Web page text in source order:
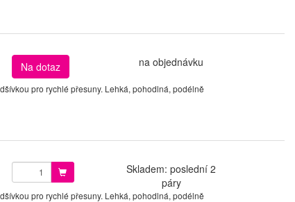
Na dotaz na objednávku
pro rychlé přesuny. Lehká, pohodlná, podélně
Skladem: poslední 2
páry
pro rychlé přesuny. Lehká, pohodlná, podélně